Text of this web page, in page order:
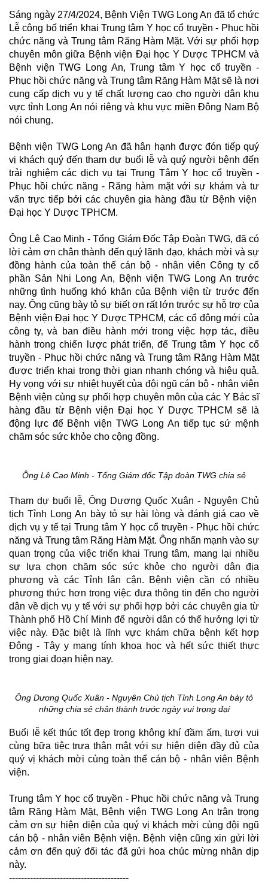
Sáng ngày 27/4/2024, Bệnh Viện TWG Long An đã tổ chức
Lễ công bố triển khai Trung tâm Y học cổ truyền - Phục hồi
chức năng và Trung tâm Răng Hàm Mặt. Với sự phối hợp
chuyên môn giữa Bệnh viện Đại học Y Dược TPHCM và
Bệnh viện TWG Long An, Trung tâm Y học cổ truyền -
Phục hồi chức năng và Trung tâm Răng Hàm Mặt sẽ là nơi
cung cấp dịch vụ y tế chất lượng cao cho người dân khu
vực tỉnh Long An nói riêng và khu vực miền Đông Nam Bộ
nói chung.
Bệnh viện TWG Long An đã hân hạnh được đón tiếp quý
vị khách quý đến tham dự buổi lễ và quý người bệnh đến
trải nghiệm các dịch vụ tại Trung Tâm Y học cổ truyền -
Phục hồi chức năng - Răng hàm mặt với sự khám và tư
vấn trực tiếp bởi các chuyên gia hàng đầu từ Bệnh viện
Đại học Y Dược TPHCM.
Ông Lê Cao Minh - Tổng Giám Đốc Tập Đoàn TWG, đã có
lời cảm ơn chân thành đến quý lãnh đạo, khách mời và sự
đồng hành của toàn thể cán bộ - nhân viên Công ty cổ
phần Sản Nhi Long An, Bệnh viện TWG Long An trước
những tình huống khó khăn của Bệnh viện từ trước đến
nay. Ông cũng bày tỏ sự biết ơn rất lớn trước sự hỗ trợ của
Bệnh viện Đại học Y Dược TPHCM, các cổ đông mới của
công ty, và ban điều hành mới trong việc hợp tác, điều
hành trong chiến lược phát triển, để Trung tâm Y học cổ
truyền - Phục hồi chức năng và Trung tâm Răng Hàm Mặt
được triển khai trong thời gian nhanh chóng và hiệu quả.
Hy vọng với sự nhiệt huyết của đội ngũ cán bộ - nhân viên
Bệnh viện cùng sự phối hợp chuyên môn của các Y Bác sĩ
hàng đầu từ Bệnh viện Đại học Y Dược TPHCM sẽ là
động lực để Bệnh viện TWG Long An tiếp tục sứ mệnh
chăm sóc sức khỏe cho cộng đồng.
Ông Lê Cao Minh - Tổng Giám đốc Tập đoàn TWG chia sẻ
Tham dự buổi lễ, Ông Dương Quốc Xuân - Nguyên Chủ
tịch Tỉnh Long An bày tỏ sự hài lòng và đánh giá cao về
dịch vụ y tế tại Trung tâm Y học cổ truyền - Phục hồi chức
năng và Trung tâm Răng Hàm Mặt. Ông nhấn mạnh vào sự
quan trọng của việc triển khai Trung tâm, mang lại nhiều
sự lựa chọn chăm sóc sức khỏe cho người dân địa
phương và các Tỉnh lân cận. Bệnh viện cần có nhiều
phương thức hơn trong việc đưa thông tin đến cho người
dân về dịch vụ y tế với sự phối hợp bởi các chuyên gia từ
Thành phố Hồ Chí Minh để người dân có thể hưởng lợi từ
việc này. Đặc biệt là lĩnh vực khám chữa bệnh kết hợp
Đông - Tây y mang tính khoa học và hết sức thiết thực
trong giai đoạn hiện nay.
Ông Dương Quốc Xuân - Nguyên Chủ tịch Tỉnh Long An bày tỏ
những chia sẻ chân thành trước ngày vui trọng đại
Buổi lễ kết thúc tốt đẹp trong không khí đầm ấm, tươi vui
cùng bữa tiệc trưa thân mật với sự hiện diện đầy đủ của
quý vị khách mời cùng toàn thể cán bộ - nhân viên Bệnh
viện.
Trung tâm Y học cổ truyền - Phục hồi chức năng và Trung
tâm Răng Hàm Mặt, Bệnh viện TWG Long An trân trọng
cảm ơn sự hiện diện của quý vị khách mời cùng đội ngũ
cán bộ - nhân viên Bệnh viện. Bệnh viện cũng xin gửi lời
cảm ơn đến quý đối tác đã gửi hoa chúc mừng nhân dịp
này.
----------------------------------------